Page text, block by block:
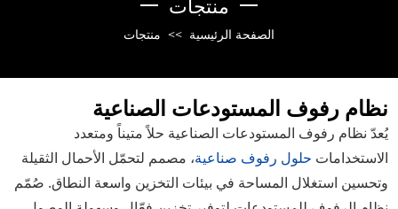
الصفحة الرئيسية >> منتجات
نظام رفوف المستودعات الصناعية
يُعدّ نظام رفوف المستودعات الصناعية حلاً متيناً ومتعدد
الاستخدامات حلول رفوف صناعية، مصمم لتحمّل الأحمال الثقيلة
وتحسين استغلال المساحة في بيئات التخزين واسعة النطاق. صُمّم